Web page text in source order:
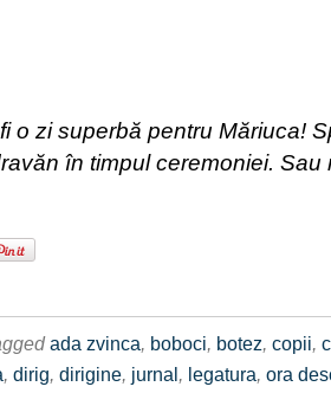
o zi superbă pentru Măriuca!
în timpul ceremoniei. Sau
ada zvinca, boboci, botez, copii,
, dirig, dirigine, jurnal, legatura, ora